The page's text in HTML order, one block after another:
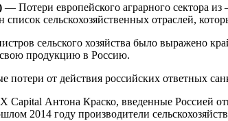
— Потери европейского аграрного сектора
сельскохозяйственных отраслей,
сельского хозяйства было выражено
свою продукцию в Россию.
потери от действия российских ответных
Антона Краско, введенные Россией
2014 году производители